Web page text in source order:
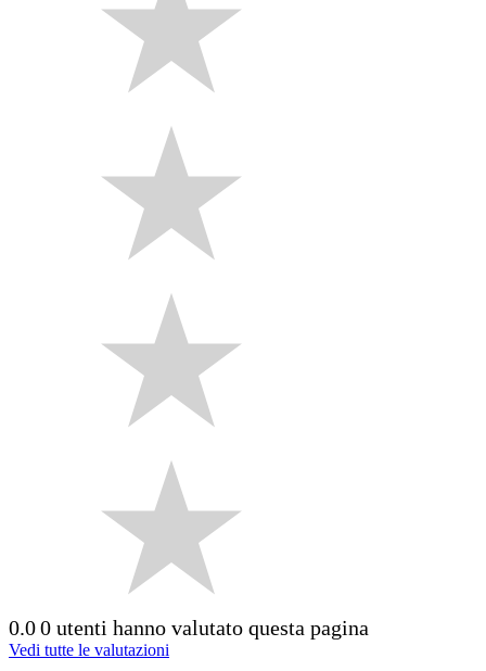
0.00 utenti hanno valutato questa pagina
Vedi tutte le valutazioni